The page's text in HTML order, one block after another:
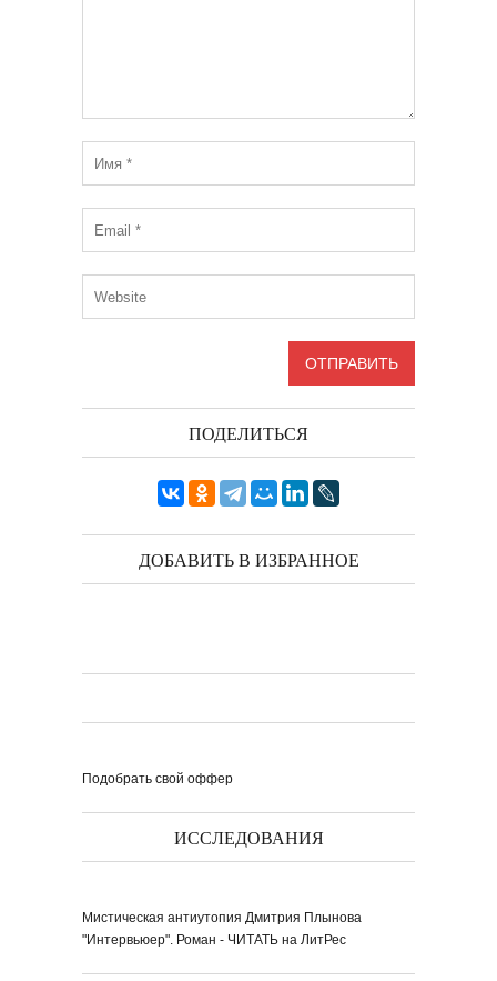
ПОДЕЛИТЬСЯ
ДОБАВИТЬ В ИЗБРАННОЕ
Подобрать свой оффер
ИССЛЕДОВАНИЯ
Мистическая антиутопия Дмитрия Плынова
"Интервьюер". Роман - ЧИТАТЬ на ЛитРес